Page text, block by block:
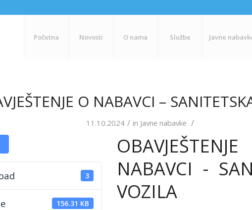
Početna Novosti O nama Službe Javne
O NABAVCI –
11.10.2024 / in Javne nabavke /
3
156.31 KB
NABAVCI -
VOZILA